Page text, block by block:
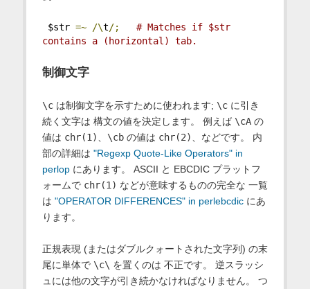
$str =~ /\t/;
# Matches if $str
contains a (horizontal) tab.
制御文字
\cは制御文字を示すために使われます; \cに引き
続く文字は 構文の値を決定します。 例えば \cAの
値は chr(1)、 \cbの値は chr(2)、などです。 内
部の詳細は "Regexp Quote-Like Operators" in
perlopにあります。 ASCII と EBCDIC プラットフ
ォームで chr(1) などが意味するものの完全な 一覧
は "OPERATOR DIFFERENCES" in perlebcdicにあ
ります。
正規表現 (またはダブルクォートされた文字列) の末
尾に単体で \c\ を置くのは 不正です。 逆スラッシ
ュには他の文字が引き続かなければなりません。 つ